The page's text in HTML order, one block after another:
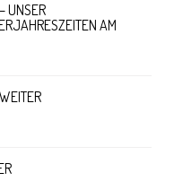
UNSER
AM